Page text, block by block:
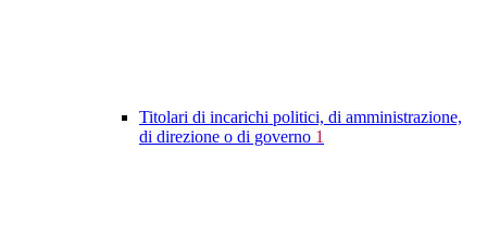
Titolari di incarichi politici, di amministrazione,
di direzione o di governo 1